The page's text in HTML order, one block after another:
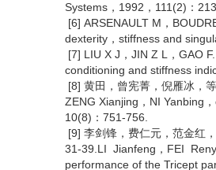
Systems，1992，111(2)：
[6] ARSENAULT M，
dexterity，stiffness and
[7] LIU X J，JIN Z L，GAO
conditioning and stiffness
[8] 黄田，曾宪菁，倪雁冰，
ZENG Xianjing，NI Yanbing
10(8)：751-756.
[9] 李剑锋，费仁元，范金红
31-39.LI Jianfeng，FEI
performance of the Tricept